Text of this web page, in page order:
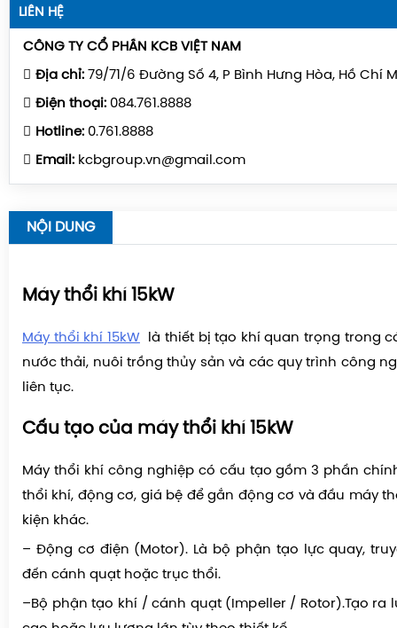
LIÊN HỆ
CÔNG TY CỔ PHẦN KCB VIỆT NAM
Địa chỉ: 79/71/6 Đường Số 4, P Bình Hưng Hòa, Hồ Chí
Điện thoại: 084.761.8888
Hotline: 0.761.8888
Email: kcbgroup.vn@gmail.com
NỘI DUNG
Máy thổi khí 15kW
Máy thổi khí 15kWlà thiết bị tạo khí quan trọng trong
nước thải, nuôi trồng thủy sản và các quy trình công
liên tục.
Cấu tạo của máy thổi khí 15kW
Máy thổi khí công nghiệp có cấu tạo gồm 3 phần
thổi khí, động cơ, giá bệ để gắn động cơ và đầu máy
kiện khác.
– Động cơ điện (Motor). Là bộ phận tạo lực quay,
đến cánh quạt hoặc trục thổi.
–Bộ phận tạo khí / cánh quạt (Impeller / Rotor).Tạo ra